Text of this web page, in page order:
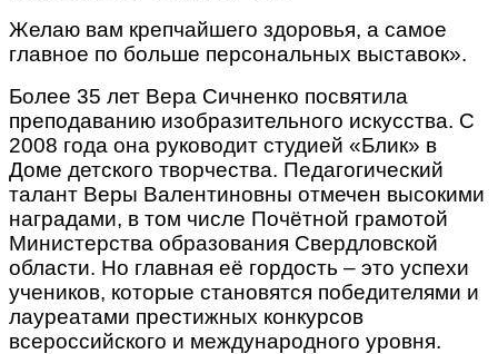
Желаю вам крепчайшего здоровья, а самое
главное по больше персональных выставок».
Более 35 лет Вера Сичненко посвятила
преподаванию изобразительного искусства. С
2008 года она руководит студией «Блик» в
Доме детского творчества. Педагогический
талант Веры Валентиновны отмечен высокими
наградами, в том числе Почётной грамотой
Министерства образования Свердловской
области. Но главная её гордость – это успехи
учеников, которые становятся победителями и
лауреатами престижных конкурсов
всероссийского и международного уровня.